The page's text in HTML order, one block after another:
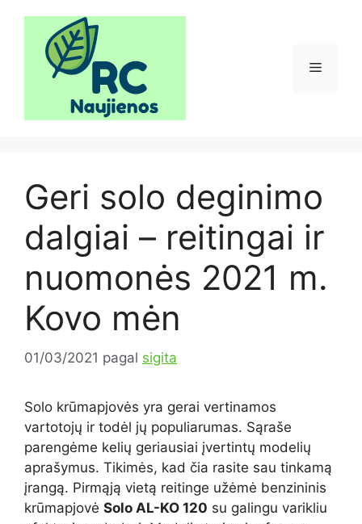
Meniu
Geri solo deginimo
dalgiai – reitingai ir
nuomonės 2021 m.
Kovo mėn
01/03/2021 pagal sigita
Solo krūmapjovės yra gerai vertinamos
vartotojų ir todėl jų populiarumas. Sąraše
parengėme kelių geriausiai įvertintų modelių
aprašymus. Tikimės, kad čia rasite sau tinkamą
įrangą. Pirmąją vietą reitinge užėmė benzininis
krūmapjovė Solo AL-KO 120 su galingu varikliu